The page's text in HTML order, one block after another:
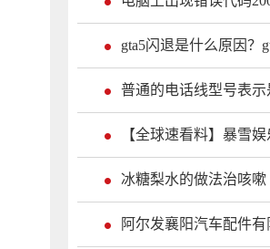
gta5闪退是什么原因？
普通的电话线型号表示
【全球速看料】暴雪
冰糖梨水的做法治咳嗽
阿尔发襄阳汽车配件